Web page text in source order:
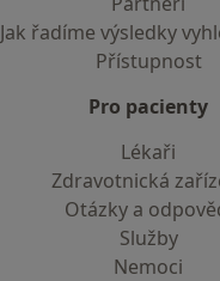
Jak řadíme výsledky
Přístupnost
Pro pacienty
Lékaři
Zdravotnická
Otázky a
Služby
Nemoci